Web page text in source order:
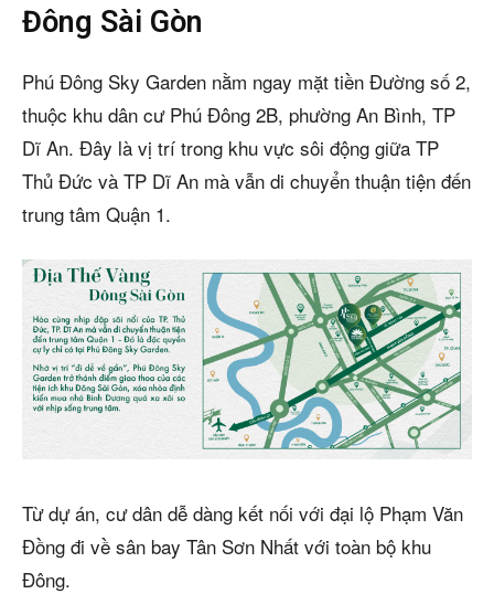
Đông Sài Gòn
Phú Đông Sky Garden nằm ngay mặt tiền Đường số 2,
thuộc khu dân cư Phú Đông 2B, phường An Bình, TP
Dĩ An. Đây là vị trí trong khu vực sôi động giữa TP
Thủ Đức và TP Dĩ An mà vẫn di chuyển thuận tiện đến
trung tâm Quận 1.
Từ dự án, cư dân dễ dàng kết nối với đại lộ Phạm Văn
Đồng đi về sân bay Tân Sơn Nhất với toàn bộ khu
Đông.